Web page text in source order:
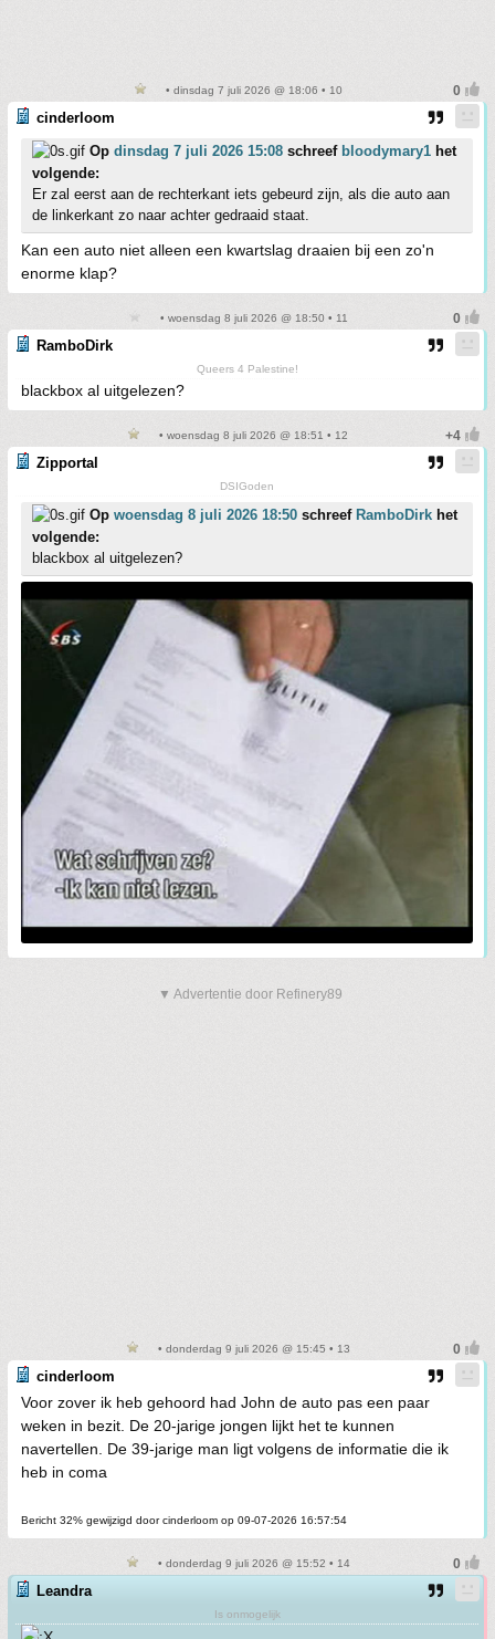
• dinsdag 7 juli 2026 @ 18:06 • 10
cinderloom
Op dinsdag 7 juli 2026 15:08 schreef bloodymary1 het
volgende:
Er zal eerst aan de rechterkant iets gebeurd zijn, als die auto aan
de linkerkant zo naar achter gedraaid staat.
Kan een auto niet alleen een kwartslag draaien bij een zo'n
enorme klap?
• woensdag 8 juli 2026 @ 18:50 • 11
RamboDirk
Queers 4 Palestine!
blackbox al uitgelezen?
• woensdag 8 juli 2026 @ 18:51 • 12
Zipportal
DSIGoden
Op woensdag 8 juli 2026 18:50 schreef RamboDirk het
volgende:
blackbox al uitgelezen?
▼ Advertentie door Refinery89
• donderdag 9 juli 2026 @ 15:45 • 13
cinderloom
Voor zover ik heb gehoord had John de auto pas een paar
weken in bezit. De 20-jarige jongen lijkt het te kunnen
navertellen. De 39-jarige man ligt volgens de informatie die ik
heb in coma
Bericht 32% gewijzigd door cinderloom op 09-07-2026 16:57:54
• donderdag 9 juli 2026 @ 15:52 • 14
Leandra
Is onmogelijk